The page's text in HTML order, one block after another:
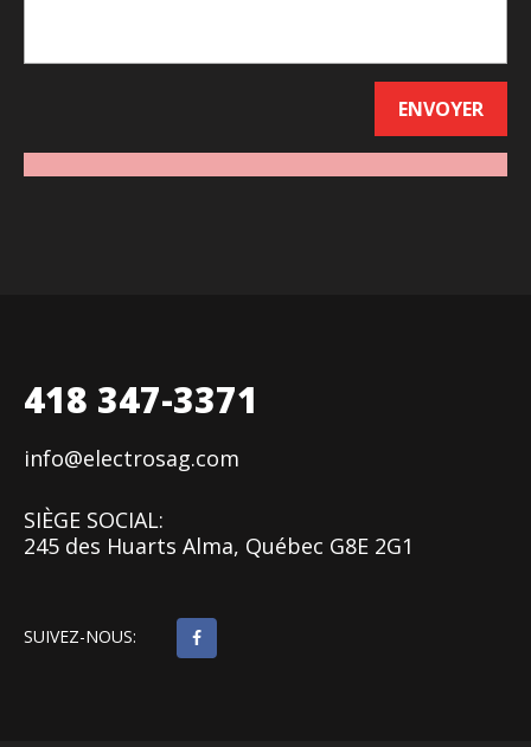
418 347-3371
info@electrosag.com
SIÈGE SOCIAL:
245 des Huarts Alma, Québec G8E 2G1
SUIVEZ-NOUS: